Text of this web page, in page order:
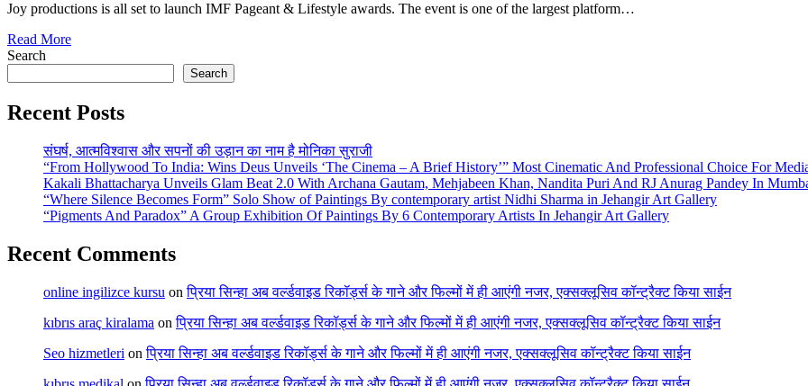
Joy productions is all set to launch IMF Pageant & Lifestyle awards. The event is one of the largest platform…
Read More
Search
Search
Recent Posts
संघर्ष, आत्मविश्वास और सपनों की उड़ान का नाम है मोनिका सुराजी
“From Hollywood To India: Wins Deus Unveils ‘The Cinema – A Brief History’” Most Cinematic And Professional Choice For
Kakali Bhattacharya Unveils Glam Beat 2.0 With Archana Gautam, Mehjabeen Khan, Nandita Puri And RJ Anurag Pandey In
“Where Silence Becomes Form” Solo Show of Paintings By contemporary artist Nidhi Sharma in Jehangir Art Gallery
“Pigments And Paradox” A Group Exhibition Of Paintings By 6 Contemporary Artists In Jehangir Art Gallery
Recent Comments
online ingilizce kursu onप्रिया सिन्हा अब वर्ल्डवाइड रिकॉर्ड्स के गाने और फिल्मों में ही आएंगी नजर, एक्सक्लूसिव कॉन्ट्रैक्ट किया साईन
kıbrıs araç kiralama onप्रिया सिन्हा अब वर्ल्डवाइड रिकॉर्ड्स के गाने और फिल्मों में ही आएंगी नजर, एक्सक्लूसिव कॉन्ट्रैक्ट किया साईन
Seo hizmetleri onप्रिया सिन्हा अब वर्ल्डवाइड रिकॉर्ड्स के गाने और फिल्मों में ही आएंगी नजर, एक्सक्लूसिव कॉन्ट्रैक्ट किया साईन